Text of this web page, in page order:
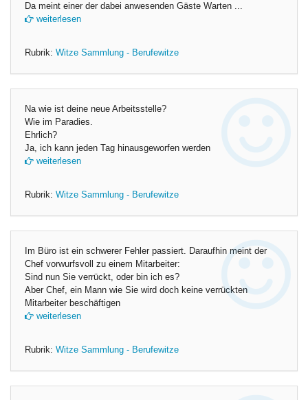
Da meint einer der dabei anwesenden Gäste Warten ...
weiterlesen
Rubrik: Witze Sammlung - Berufewitze
Na wie ist deine neue Arbeitsstelle?
Wie im Paradies.
Ehrlich?
Ja, ich kann jeden Tag hinausgeworfen werden
weiterlesen
Rubrik: Witze Sammlung - Berufewitze
Im Büro ist ein schwerer Fehler passiert. Daraufhin meint der
Chef vorwurfsvoll zu einem Mitarbeiter:
Sind nun Sie verrückt, oder bin ich es?
Aber Chef, ein Mann wie Sie wird doch keine verrückten
Mitarbeiter beschäftigen
weiterlesen
Rubrik: Witze Sammlung - Berufewitze